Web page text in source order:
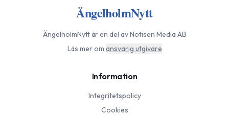
ÄngelholmNytt
ÄngelholmNyttär en del av Notisen Media AB
Läs mer om ansvarig utgivare
Information
Integritetspolicy
Cookies